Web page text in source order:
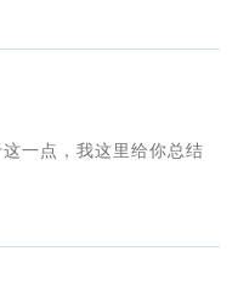
一点，我这里给你总结